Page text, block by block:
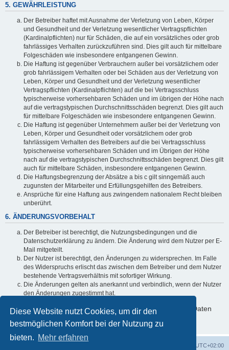
Diese Website nutzt Cookies, um dir den
bestmöglichen Komfort bei der Nutzung zu
bieten. Mehr erfahren
5. GEWÄHRLEISTUNG
Der Betreiber haftet mit Ausnahme der Verletzung von Leben, Körper
und Gesundheit und der Verletzung wesentlicher Vertragspflichten
(Kardinalpflichten) nur für Schäden, die auf ein vorsätzliches oder grob
fahrlässiges Verhalten zurückzuführen sind. Dies gilt auch für mittelbare
Folgeschäden wie insbesondere entgangenen Gewinn.
Die Haftung ist gegenüber Verbrauchern außer bei vorsätzlichem oder
grob fahrlässigem Verhalten oder bei Schäden aus der Verletzung von
Leben, Körper und Gesundheit und der Verletzung wesentlicher
Vertragspflichten (Kardinalpflichten) auf die bei Vertragsschluss
typischerweise vorhersehbaren Schäden und im übrigen der Höhe nach
auf die vertragstypischen Durchschnittsschäden begrenzt. Dies gilt auch
für mittelbare Folgeschäden wie insbesondere entgangenen Gewinn.
Die Haftung ist gegenüber Unternehmern außer bei der Verletzung von
Leben, Körper und Gesundheit oder vorsätzlichem oder grob
fahrlässigem Verhalten des Betreibers auf die bei Vertragsschluss
typischerweise vorhersehbaren Schäden und im Übrigen der Höhe
nach auf die vertragstypischen Durchschnittsschäden begrenzt. Dies gilt
auch für mittelbare Schäden, insbesondere entgangenen Gewinn.
Die Haftungsbegrenzung der Absätze a bis c gilt sinngemäß auch
zugunsten der Mitarbeiter und Erfüllungsgehilfen des Betreibers.
Ansprüche für eine Haftung aus zwingendem nationalem Recht bleiben
unberührt.
6. ÄNDERUNGSVORBEHALT
Der Betreiber ist berechtigt, die Nutzungsbedingungen und die
Datenschutzerklärung zu ändern. Die Änderung wird dem Nutzer per E-
Mail mitgeteilt.
Der Nutzer ist berechtigt, den Änderungen zu widersprechen. Im Falle
des Widerspruchs erlischt das zwischen dem Betreiber und dem Nutzer
bestehende Vertragsverhältnis mit sofortiger Wirkung.
Die Änderungen gelten als anerkannt und verbindlich, wenn der Nutzer
den Änderungen zugestimmt hat.
Informationen über den Umgang mit deinen persönlichen Daten
sind in der Datenschutzerklärung enthalten.
UTC+02:00